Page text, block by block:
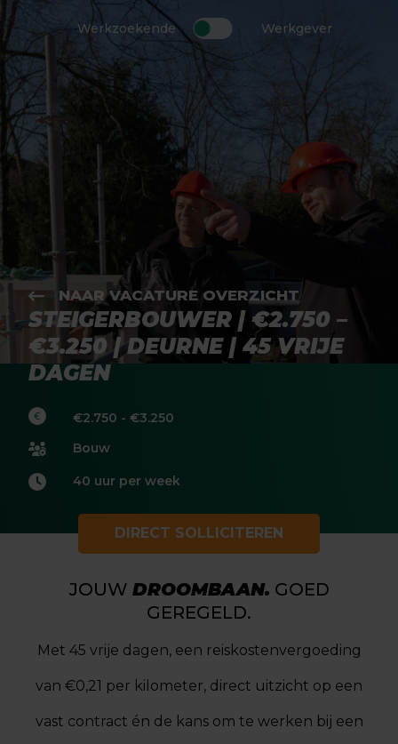
Werkzoekende Werkgever
NAAR VACATURE OVERZICHT
STEIGERBOUWER | €2.750 –
€3.250 | DEURNE | 45 VRIJE
DAGEN
DIRECT SOLLICITEREN
€2.750 - €3.250
Bouw
40 uur per week
JOUW DROOMBAAN. GOED
GEREGELD.
Met 45 vrije dagen, een reiskostenvergoeding
van €0,21 per kilometer, direct uitzicht op een
vast contract én de kans om te werken bij een